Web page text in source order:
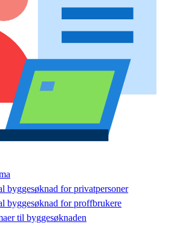
byggesøknad for privatpersoner
byggesøknad for proffbrukere
til byggesøknaden